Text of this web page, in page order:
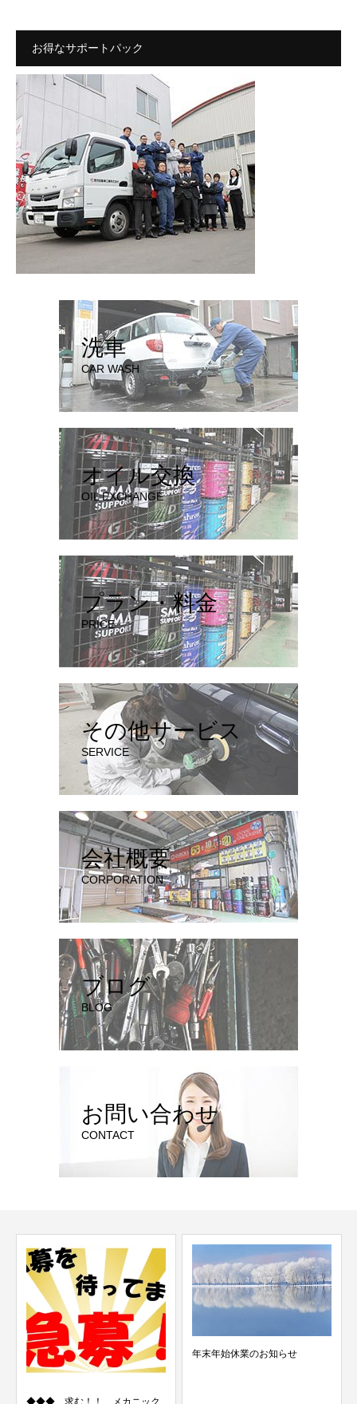
お得なサポートパック
洗車
CAR WASH
オイル交換
OIL EXCHANGE
プラン・料金
PRICE
その他サービス
SERVICE
会社概要
CORPORATION
ブログ
BLOG
お問い合わせ
CONTACT
メカニック
年末年始休業のお知らせ